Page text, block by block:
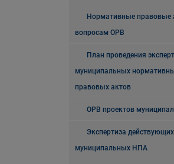
Нормативные правовые
вопросам ОРВ
План проведения
муниципальных
правовых актов
ОРВ проектов
Экспертиза действующих
муниципальных НПА